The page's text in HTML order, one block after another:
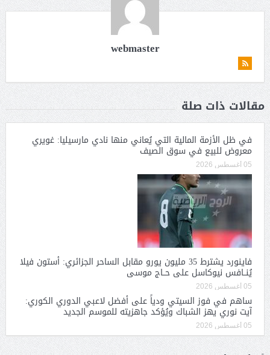
webmaster
مقالات ذات صلة
في ظل الأزمة المالية التي يُعاني منها نادي مارسيليا: غويري
معروض للبيع في سوق الصيف
05 أغسطس 2026
فاينورد يشترط 35 مليون يورو مقابل الساحر الجزائري: أستون فيلا
يُنــافس نيوكاسل على حــاج موسى
05 أغسطس 2026
ساهم في فوز السيتي ودياً على أفضل لاعبي الدوري الكوري:
آيت نوري يهز الشباك ويُؤكد جاهزيته للموسم الجديد
05 أغسطس 2026